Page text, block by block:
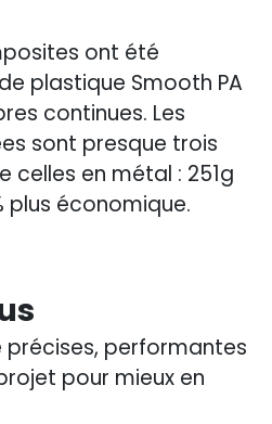
ont été
plastique Smooth PA
continues. Les
sont presque trois
celles en métal : 251g
plus économique.
performantes
pour mieux en